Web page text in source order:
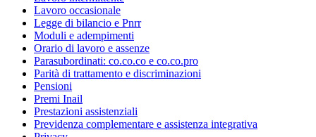
Lavoro occasionale
Legge di bilancio e Pnrr
Moduli e adempimenti
Orario di lavoro e assenze
Parasubordinati: co.co.co e co.co.pro
Parità di trattamento e discriminazioni
Pensioni
Premi Inail
Prestazioni assistenziali
Previdenza complementare e assistenza integrativa